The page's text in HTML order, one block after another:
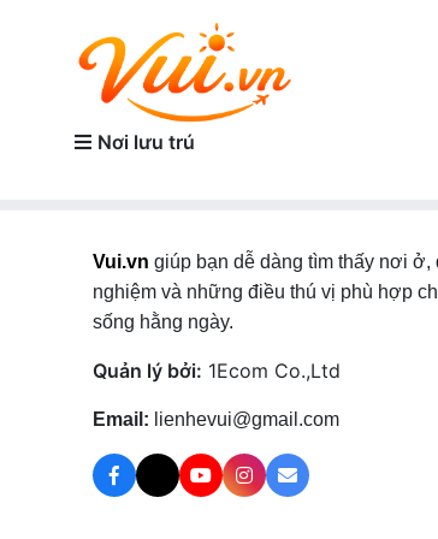
Nơi lưu trú
Vui.vn giúp bạn dễ dàng tìm thấy nơi ở,
nghiệm và những điều thú vị phù hợp
sống hằng ngày.
Quản lý bởi: 1Ecom Co.,Ltd
Email: lienhevui@gmail.com